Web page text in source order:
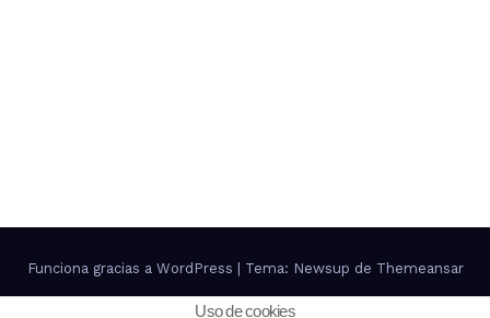
Funciona gracias a WordPress Tema: Newsup de Themeansar
Uso de cookies